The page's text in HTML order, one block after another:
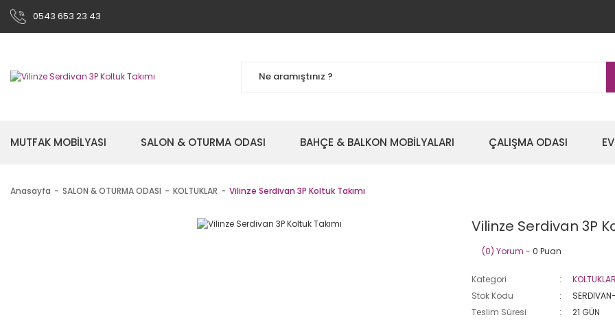
0543 653 23 43
MUTFAK MOBİLYASI SALON & OTURMA ODASI BAHÇE & BALKON MOBİLYALARI ÇALIŞMA ODASI
Anasayfa SALON & OTURMA ODASI KOLTUKLAR Vilinze Serdivan 3P Koltuk Takımı
Vilinze Serdivan 3P
(0) Yorum - 0 Puan
Kategori
KOLTUKLAR
Stok Kodu
Teslim Süresi
21 GÜN